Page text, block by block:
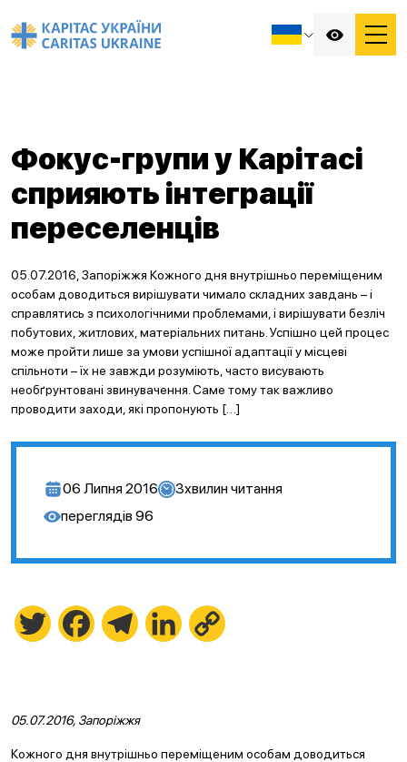
Фокус-групи у Карітасі
сприяють інтеграції
переселенців
05.07.2016, Запоріжжя Кожного дня внутрішньо переміщеним
особам доводиться вирішувати чимало складних завдань – і
справлятись з психологічними проблемами, і вирішувати безліч
побутових, житлових, матеріальних питань. Успішно цей процес
може пройти лише за умови успішної адаптації у місцеві
спільноти – їх не завжди розуміють, часто висувають
необґрунтовані звинувачення. Саме тому так важливо
проводити заходи, які пропонують […]
06 Липня 2016 3хвилин читання
переглядів 96
Twitter FacebookTelegramLinkedIn
05.07.2016, Запоріжжя
Кожного дня внутрішньо переміщеним особам доводиться